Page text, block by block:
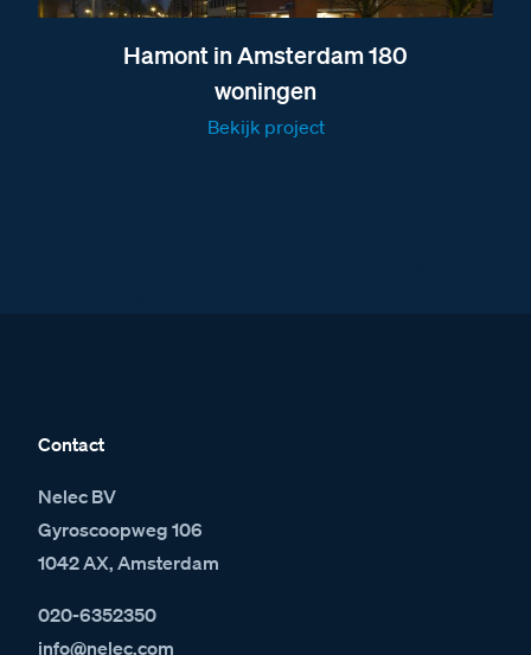
Hamont in Amsterdam 180
woningen
Bekijk project
Contact
Nelec BV
Gyroscoopweg 106
1042 AX, Amsterdam
020-6352350
info@nelec.com